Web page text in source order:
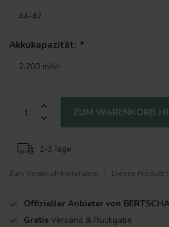
Akkukapazität: *
ZUM WARENKORB
1-3 Tage
Zum Vergleich hinzufügen Dieses Produkt
Offizieller Anbieter von
Gratis Versand & Rückgabe